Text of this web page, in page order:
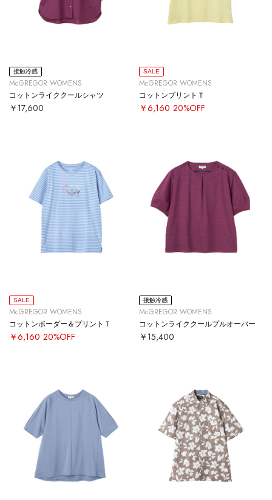
接触冷感
McGREGOR WOMENS
コットンライククールシャツ
￥17,600
SALE
McGREGOR WOMENS
コットンプリントＴ
￥6,160 20%OFF
SALE
McGREGOR WOMENS
コットンボーダー＆プリントＴ
￥6,160 20%OFF
接触冷感
McGREGOR WOMENS
コットンライククールプルオーバー
￥15,400